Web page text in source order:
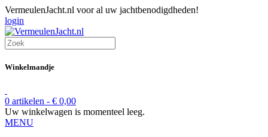
VermeulenJacht.nl voor al uw jachtbenodigdheden!
login
Winkelmandje
0 artikelen - € 0,00
Uw winkelwagen is momenteel leeg.
MENU